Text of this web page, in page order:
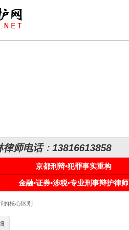
师电话：13816613858
京都刑辩•犯罪事实重构
金融•证券•涉税•专业刑事辩护律师
的核心区别